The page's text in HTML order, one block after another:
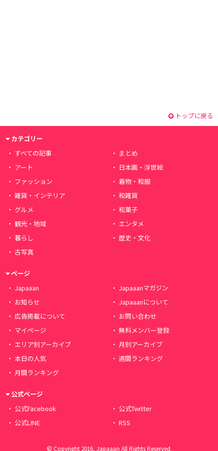
トップに戻る
カテゴリー
すべての記事
まとめ
アート
日本画・浮世絵
ファッション
着物・和服
雑貨・インテリア
和雑貨
グルメ
和菓子
観光・地域
エンタメ
暮らし
歴史・文化
古写真
ページ
Japaaan
Japaaanマガジン
お知らせ
Japaaanについて
広告掲載について
お問い合わせ
マイページ
無料メンバー登録
エリア別アーカイブ
月別アーカイブ
本日の人気
週間ランキング
月間ランキング
公式ページ
公式Facebook
公式Twitter
公式LINE
RSS
© Copyright 2016, Japaaan All Rights Reserved.